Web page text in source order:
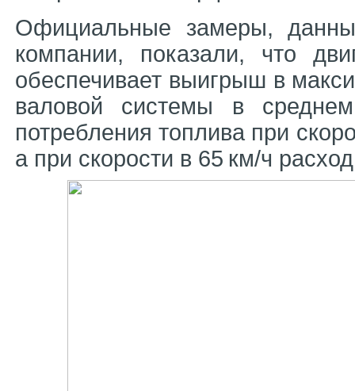
Официальные замеры,
компании, показали, что
обеспечивает выигрыш в
валовой системы в
потребления топлива при
а при скорости в 65 км/ч